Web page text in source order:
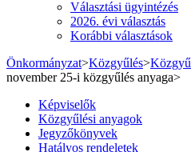
Választási ügyintézés
2026. évi választás
Korábbi választások
Önkormányzat>Közgyűlés>
november 25-i közgyűlés anyaga>
Képviselők
Közgyűlési anyagok
Jegyzőkönyvek
Hatályos rendeletek